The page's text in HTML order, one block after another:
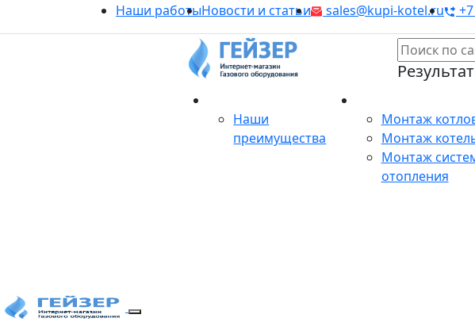
Наши работыНовости и статьи sales@kupi-kotel.ru
Наши
преимущества
Монтаж
Монтаж
Монтаж
отопления